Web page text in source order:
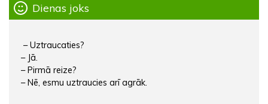
Dienas joks
– Uztraucaties?
– Jā.
– Pirmā reize?
– Nē, esmu uztraucies arī agrāk.